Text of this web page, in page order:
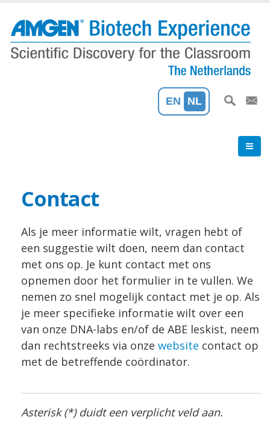
naar
de
inhoud
EN NL
Contact
Als je meer informatie wilt, vragen hebt of
een suggestie wilt doen, neem dan contact
met ons op. Je kunt contact met ons
opnemen door het formulier in te vullen. We
nemen zo snel mogelijk contact met je op. Als
je meer specifieke informatie wilt over een
van onze DNA-labs en/of de ABE leskist, neem
dan rechtstreeks via onze website contact op
met de betreffende coördinator.
Asterisk (*) duidt een verplicht veld aan.